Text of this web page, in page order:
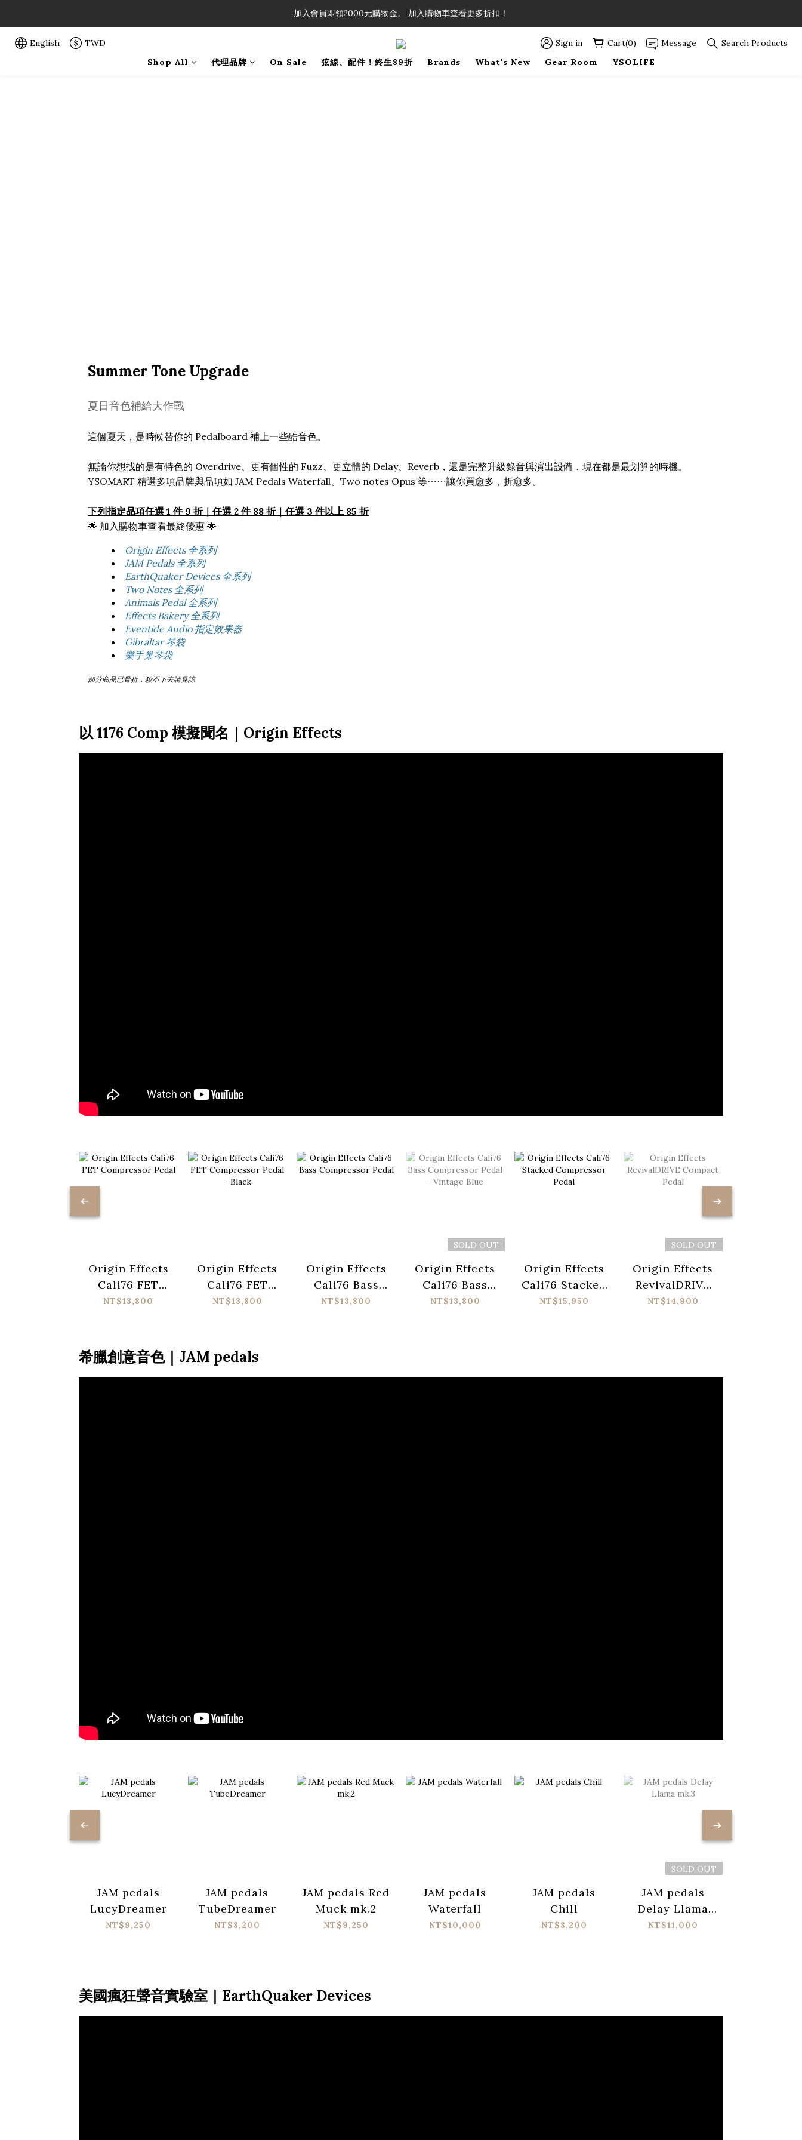
「一生弦命！」單筆購買弦線、配件滿$999（不含運費），即可享有弦線、配件終生89折優惠！
加入會員即領2000元購物金。 加入購物車查看更多折扣！
「一生弦命！」單筆購買弦線、配件滿$999（不含運費），即可享有弦線、配件終生89折優惠！
English TWD Sign in Cart(0) Message
Search Products
Shop All
代理品牌 On Sale 弦線、配件！終生89折 Brands What's New Gear Room YSOLIFE
Summer Tone Upgrade
夏日音色補給大作戰
這個夏天，是時候替你的 Pedalboard 補上一些酷音色。
無論你想找的是有特色的 Overdrive、更有個性的 Fuzz、更立體的 Delay、Reverb，還是完整升級錄音與演出設備，現在都是最划算的時機。
YSOMART 精選多項品牌與品項如 JAM Pedals Waterfall、Two notes Opus 等⋯⋯讓你買愈多，折愈多。
下列指定品項任選 1 件 9 折｜任選 2 件 88 折｜任選 3 件以上 85 折
🌟 加入購物車查看最終優惠 🌟
Origin Effects 全系列
JAM Pedals 全系列
EarthQuaker Devices 全系列
Two Notes 全系列
Animals Pedal 全系列
Effects Bakery 全系列
Eventide Audio 指定效果器
Gibraltar 琴袋
樂手巢琴袋
部分商品已骨折，殺不下去請見諒
以 1176 Comp 模擬聞名｜Origin Effects
Origin Effects
Cali76 FET
Compressor
NT$13,800
Origin Effects
Cali76 FET
Compressor
NT$13,800
Origin Effects
Cali76 Bass
Compressor
NT$13,800
SOLD OUT
Origin Effects
Cali76 Bass
Compressor
NT$13,800
Origin Effects
Cali76 Stacked
Compressor
NT$15,950
SOLD OUT
Origin Effects
RevivalDRIVE
Compact Pedal
NT$14,900
希臘創意音色｜JAM pedals
JAM pedals
LucyDreamer
NT$9,250
JAM pedals
TubeDreamer
NT$8,200
JAM pedals Red
Muck mk.2
NT$9,250
JAM pedals
Waterfall
NT$10,000
JAM pedals
Chill
NT$8,200
SOLD OUT
JAM pedals
Delay Llama
mk.3
NT$11,000
美國瘋狂聲音實驗室｜EarthQuaker Devices